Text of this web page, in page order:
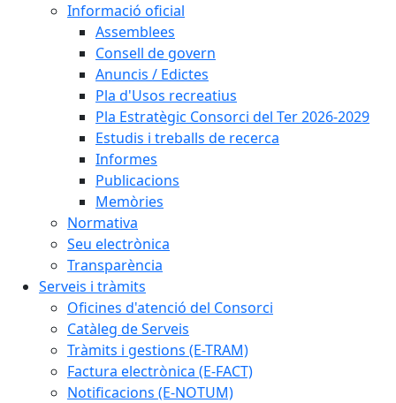
Informació oficial
Assemblees
Consell de govern
Anuncis / Edictes
Pla d'Usos recreatius
Pla Estratègic Consorci del Ter 2026-2029
Estudis i treballs de recerca
Informes
Publicacions
Memòries
Normativa
Seu electrònica
Transparència
Serveis i tràmits
Oficines d'atenció del Consorci
Catàleg de Serveis
Tràmits i gestions (E-TRAM)
Factura electrònica (E-FACT)
Notificacions (E-NOTUM)